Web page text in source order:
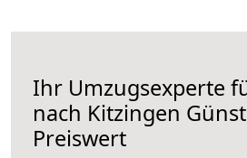
Ihr Umzugsexperte
nach Kitzingen
Preiswert